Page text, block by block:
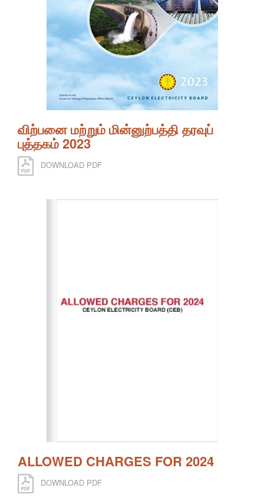
விற்பனை மற்றும் மின்னுற்பத்தி தரவுப்
புத்தகம் 2023
DOWNLOAD PDF
ALLOWED CHARGES FOR 2024
DOWNLOAD PDF